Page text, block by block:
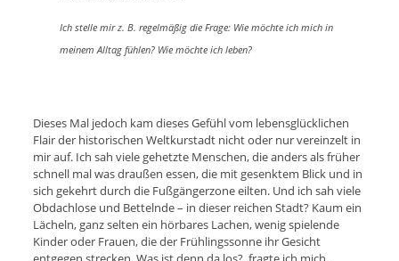
Ich stelle mir z. B. regelmäßig die Frage: Wie möchte ich mich in
meinem Alltag fühlen? Wie möchte ich leben?
Dieses Mal jedoch kam dieses Gefühl vom lebensglücklichen
Flair der historischen Weltkurstadt nicht oder nur vereinzelt in
mir auf. Ich sah viele gehetzte Menschen, die anders als früher
schnell mal was draußen essen, die mit gesenktem Blick und in
sich gekehrt durch die Fußgängerzone eilten. Und ich sah viele
Obdachlose und Bettelnde – in dieser reichen Stadt? Kaum ein
Lächeln, ganz selten ein hörbares Lachen, wenig spielende
Kinder oder Frauen, die der Frühlingssonne ihr Gesicht